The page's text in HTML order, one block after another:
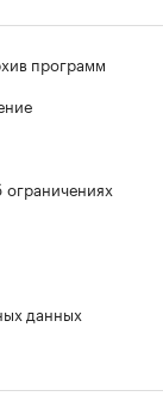
программ
данных